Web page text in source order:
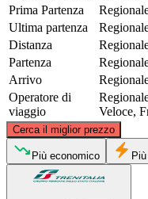
Prima Partenza
Ultima partenza
Distanza
Partenza
Arrivo
Operatore di
viaggio
Veloce,
Cerca il miglior prezzo
Più economico